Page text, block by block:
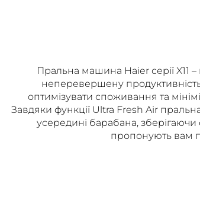
Пральна машина Haier серії X11
неперевершену
оптимізувати споживання та
Завдяки функції Ultra Fresh Air
усередині барабана,
пропонують вам